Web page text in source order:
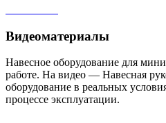
Видеоматериалы
Навесное оборудование для
работе. На видео — Навесная
оборудование в реальных
процессе эксплуатации.